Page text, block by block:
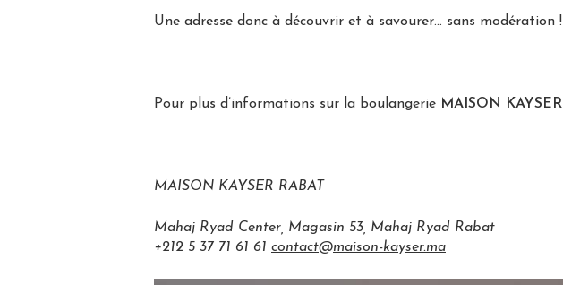
Une adresse donc à découvrir et à savourer… sans modération !
Pour plus d’informations sur la boulangerie MAISON KAYSER
MAISON KAYSER RABAT
Mahaj Ryad Center, Magasin 53, Mahaj Ryad Rabat
+212 5 37 71 61 61 contact@maison-kayser.ma